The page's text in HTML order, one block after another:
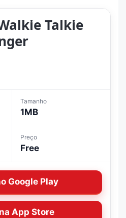
Talkie
Tamanho
1MB
Preço
Free
Google Play
App Store